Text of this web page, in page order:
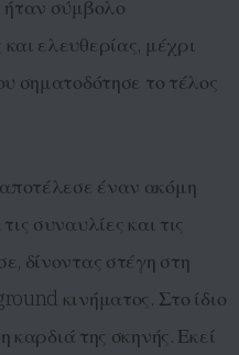
ήταν σύμβολο
ελευθερίας, μέχρι
σηματοδότησε το τέλος
αποτέλεσε έναν ακόμη
συναυλίες και τις
δίνοντας στέγη στη
κινήματος. Στο ίδιο
καρδιά της σκηνής. Εκεί